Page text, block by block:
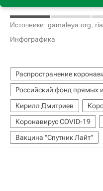
Источники: gamaleya.org,
Инфографика
Распространение
Российский фонд прямых
Кирилл Дмитриев
Коронавирус COVID-19
Вакцина "Спутник Лайт"